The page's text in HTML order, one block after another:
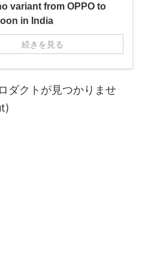
variant from OPPO to
in India
続きを見る
ダクトが見つかりませ